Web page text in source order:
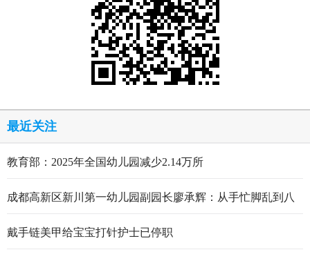
最近关注
教育部：2025年全国幼儿园减少2.14万所
成都高新区新川第一幼儿园副园长廖承辉：从手忙脚乱到八
戴手链美甲给宝宝打针护士已停职